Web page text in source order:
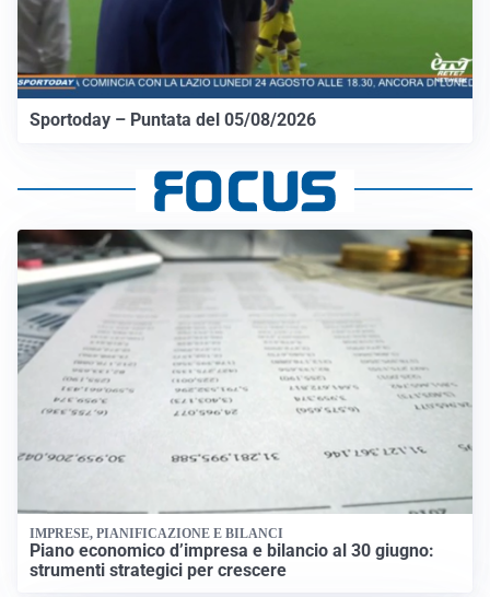
Sportoday – Puntata del 05/08/2026
IMPRESE, PIANIFICAZIONE E BILANCI
Piano economico d’impresa e bilancio al 30 giugno:
strumenti strategici per crescere